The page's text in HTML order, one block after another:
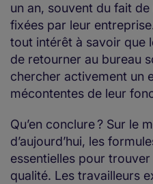
un an, souvent du fait
fixées par leur
tout intérêt à savoir que
de retourner au bureau
chercher activement un
mécontentes de leur
Qu’en conclure ? Sur le
d’aujourd’hui, les
essentielles pour
qualité. Les travailleurs